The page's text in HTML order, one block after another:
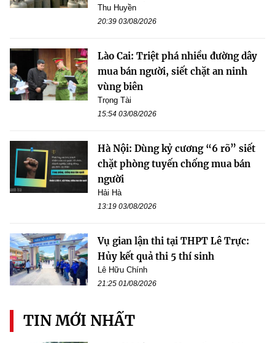
Thu Huyền
20:39 03/08/2026
Lào Cai: Triệt phá nhiều đường dây
mua bán người, siết chặt an ninh
vùng biên
Trọng Tài
15:54 03/08/2026
Hà Nội: Dùng kỷ cương “6 rõ” siết
chặt phòng tuyến chống mua bán
người
Hải Hà
13:19 03/08/2026
Vụ gian lận thi tại THPT Lê Trực:
Hủy kết quả thi 5 thí sinh
Lê Hữu Chính
21:25 01/08/2026
TIN MỚI NHẤT